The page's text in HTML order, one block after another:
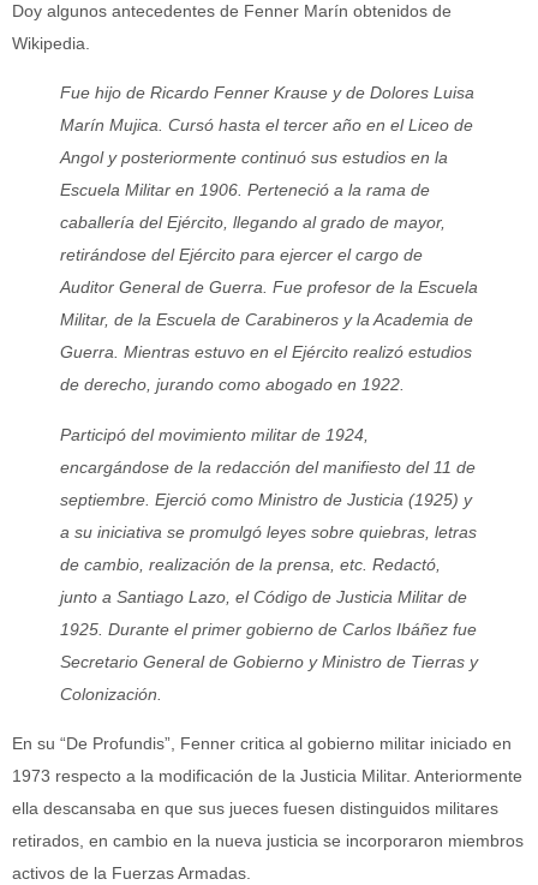
Doy algunos antecedentes de Fenner Marín obtenidos de
Wikipedia.
Fue hijo de Ricardo Fenner Krause y de Dolores Luisa
Marín Mujica. Cursó hasta el tercer año en el Liceo de
Angol y posteriormente continuó sus estudios en la
Escuela Militar en 1906. Perteneció a la rama de
caballería del Ejército, llegando al grado de mayor,
retirándose del Ejército para ejercer el cargo de
Auditor General de Guerra. Fue profesor de la Escuela
Militar, de la Escuela de Carabineros y la Academia de
Guerra. Mientras estuvo en el Ejército realizó estudios
de derecho, jurando como abogado en 1922.
Participó del movimiento militar de 1924,
encargándose de la redacción del manifiesto del 11 de
septiembre. Ejerció como Ministro de Justicia (1925) y
a su iniciativa se promulgó leyes sobre quiebras, letras
de cambio, realización de la prensa, etc. Redactó,
junto a Santiago Lazo, el Código de Justicia Militar de
1925. Durante el primer gobierno de Carlos Ibáñez fue
Secretario General de Gobierno y Ministro de Tierras y
Colonización.
En su “De Profundis”, Fenner critica al gobierno militar iniciado en
1973 respecto a la modificación de la Justicia Militar. Anteriormente
ella descansaba en que sus jueces fuesen distinguidos militares
retirados, en cambio en la nueva justicia se incorporaron miembros
activos de la Fuerzas Armadas.